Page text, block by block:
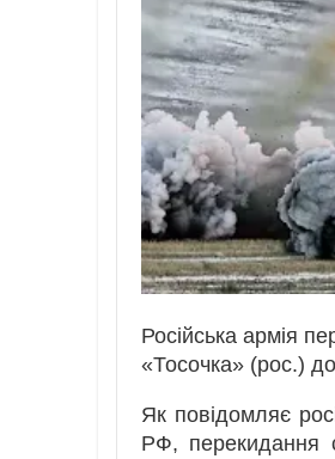
Російська армія
«Тосочка» (рос.)
Як повідомляє
РФ, перекидання